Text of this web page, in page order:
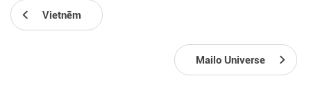
Vietnēm
Mailo Universe